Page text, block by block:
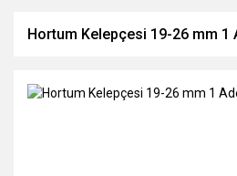
Hortum Kelepçesi 19-26 mm 1